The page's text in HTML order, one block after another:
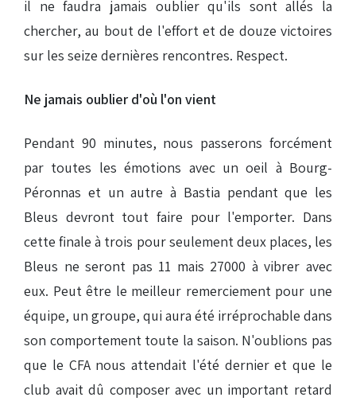
il ne faudra jamais oublier qu'ils sont allés la
chercher, au bout de l'effort et de douze victoires
sur les seize dernières rencontres. Respect.
Ne jamais oublier d'où l'on vient
Pendant 90 minutes, nous passerons forcément
par toutes les émotions avec un oeil à Bourg-
Péronnas et un autre à Bastia pendant que les
Bleus devront tout faire pour l'emporter. Dans
cette finale à trois pour seulement deux places, les
Bleus ne seront pas 11 mais 27000 à vibrer avec
eux. Peut être le meilleur remerciement pour une
équipe, un groupe, qui aura été irréprochable dans
son comportement toute la saison. N'oublions pas
que le CFA nous attendait l'été dernier et que le
club avait dû composer avec un important retard